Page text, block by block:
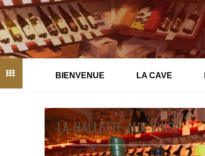
BIENVENUE LA CAVE
LA-HALLETTE-AUX-VINS2